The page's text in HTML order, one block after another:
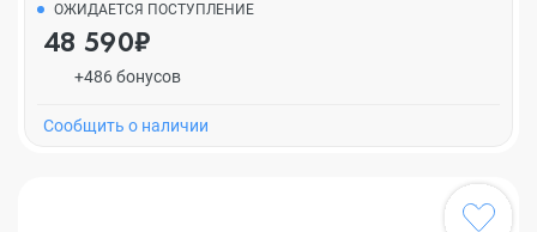
ОЖИДАЕТСЯ ПОСТУПЛЕНИЕ
48 590₽
+486 бонусов
Cообщить о наличии